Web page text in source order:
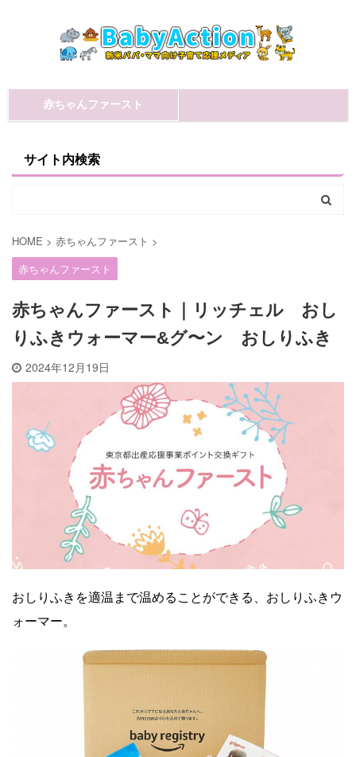
赤ちゃんファースト
サイト内検索
HOME > 赤ちゃんファースト >
赤ちゃんファースト
赤ちゃんファースト｜リッチェル おし
りふきウォーマー&グ〜ン おしりふき
2024年12月19日
おしりふきを適温まで温めることができる、おしりふきウ
ォーマー。